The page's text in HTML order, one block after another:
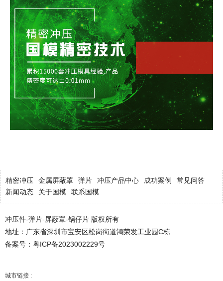
精密冲压 金属屏蔽罩 弹片 冲压产品中心 成功案例
常见问答
新闻动态
关于国模 联系国模
冲压件-弹片-屏蔽罩-锅仔片 版权所有
地址：广东省深圳市宝安区松岗街道鸿荣发工业园C栋
备案号： 粤ICP备2023002229号
城市链接 :